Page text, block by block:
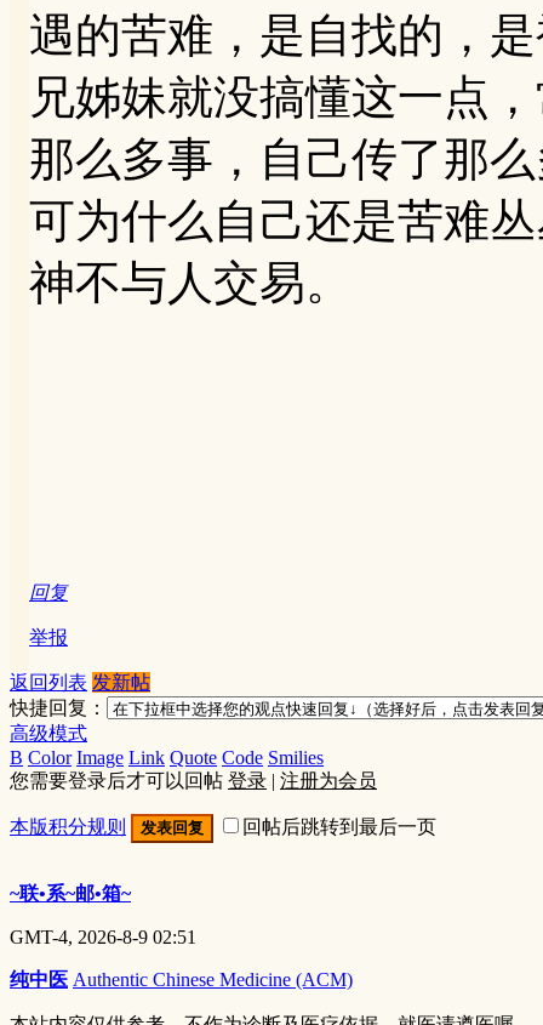
遇的苦难，是自找的，
兄姊妹就没搞懂这一点
那么多事，自己传了那
可为什么自己还是苦难
神不与人交易。
回复
举报
返回列表 发新帖
快捷回复：
高级模式
B Color Image Link Quote Code Smilies
您需要登录后才可以回帖 登录 | 注册为会员
本版积分规则 发表回复 回帖后跳转到最后一页
~联•系~邮•箱~
GMT-4, 2026-8-9 02:51
纯中医 Authentic Chinese Medicine (ACM)